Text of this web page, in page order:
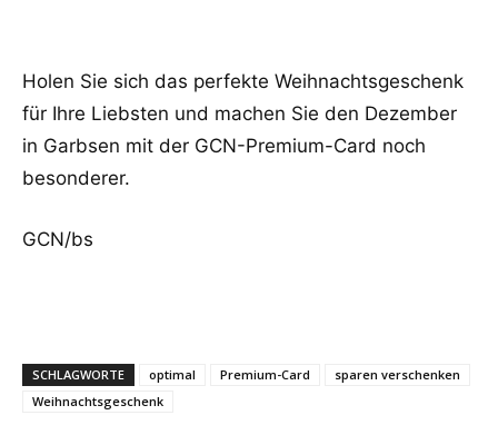
Holen Sie sich das perfekte Weihnachtsgeschenk
für Ihre Liebsten und machen Sie den Dezember
in Garbsen mit der GCN-Premium-Card noch
besonderer.
GCN/bs
SCHLAGWORTE optimal Premium-Card
sparen verschenken
Weihnachtsgeschenk